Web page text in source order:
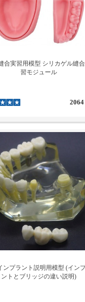
合実習用模型 シリカゲル縫
習モジュール
2064
ンプラント説明用模型 (イン
ントとブリッジの違い説明)